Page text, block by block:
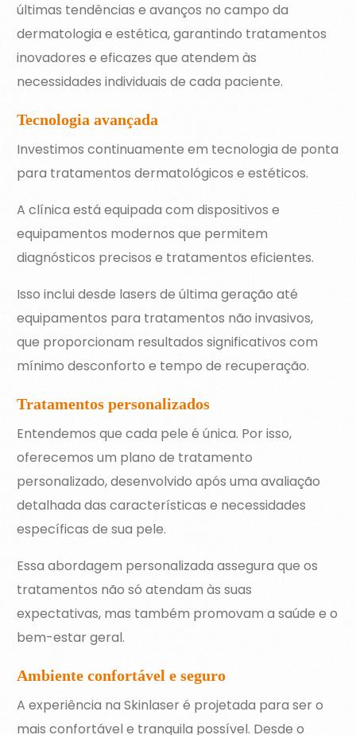
últimas tendências e avanços no campo da
dermatologia e estética, garantindo tratamentos
inovadores e eficazes que atendem às
necessidades individuais de cada paciente.
Tecnologia avançada
Investimos continuamente em tecnologia de ponta
para tratamentos dermatológicos e estéticos.
A clínica está equipada com dispositivos e
equipamentos modernos que permitem
diagnósticos precisos e tratamentos eficientes.
Isso inclui desde lasers de última geração até
equipamentos para tratamentos não invasivos,
que proporcionam resultados significativos com
mínimo desconforto e tempo de recuperação.
Tratamentos personalizados
Entendemos que cada pele é única. Por isso,
oferecemos um plano de tratamento
personalizado, desenvolvido após uma avaliação
detalhada das características e necessidades
específicas de sua pele.
Essa abordagem personalizada assegura que os
tratamentos não só atendam às suas
expectativas, mas também promovam a saúde e o
bem-estar geral.
Ambiente confortável e seguro
A experiência na Skinlaser é projetada para ser o
mais confortável e tranquila possível. Desde o